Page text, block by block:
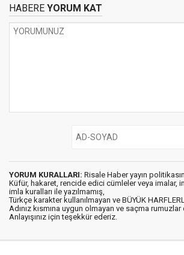
HABERE YORUM KAT
YORUM KURALLARI: Risale Haber yayın
Küfür, hakaret, rencide edici cümleler veya imalar,
imla kuralları ile yazılmamış,
Türkçe karakter kullanılmayan ve BÜYÜK
Adınız kısmına uygun olmayan ve saçma
Anlayışınız için teşekkür ederiz.